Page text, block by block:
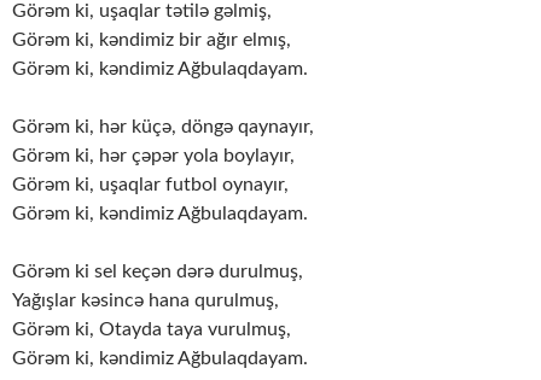
Görəm ki, uşaqlar tətilə gəlmiş,
Görəm ki, kəndimiz bir ağır elmış,
Görəm ki, kəndimiz Ağbulaqdayam.
Görəm ki, hər küçə, döngə qaynayır,
Görəm ki, hər çəpər yola boylayır,
Görəm ki, uşaqlar futbol oynayır,
Görəm ki, kəndimiz Ağbulaqdayam.
Görəm ki sel keçən dərə durulmuş,
Yağışlar kəsincə hana qurulmuş,
Görəm ki, Otayda taya vurulmuş,
Görəm ki, kəndimiz Ağbulaqdayam.